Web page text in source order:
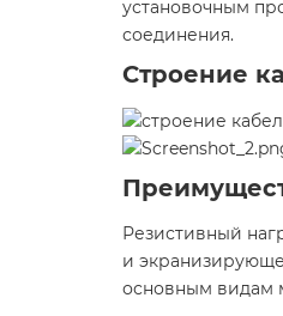
установочным
соединения.
Строение
Резистивный
и
основным видам